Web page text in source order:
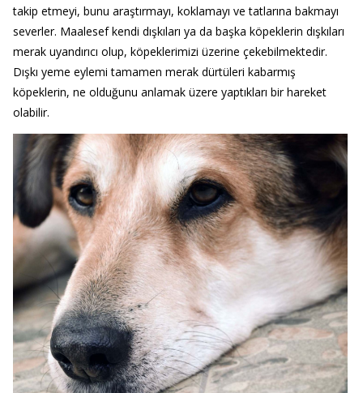
takip etmeyi, bunu araştırmayı, koklamayı ve tatlarına bakmayı
severler. Maalesef kendi dışkıları ya da başka köpeklerin dışkıları
merak uyandırıcı olup, köpeklerimizi üzerine çekebilmektedir.
Dışkı yeme eylemi tamamen merak dürtüleri kabarmış
köpeklerin, ne olduğunu anlamak üzere yaptıkları bir hareket
olabilir.